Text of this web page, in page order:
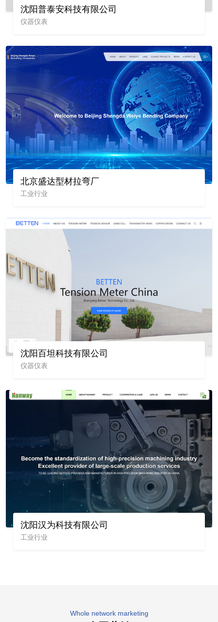
沈阳普泰安科技有限公司
仪器仪表
北京盛达型材拉弯厂
工业行业
沈阳百坦科技有限公司
仪器仪表
沈阳汉为科技有限公司
工业行业
Whole network marketing